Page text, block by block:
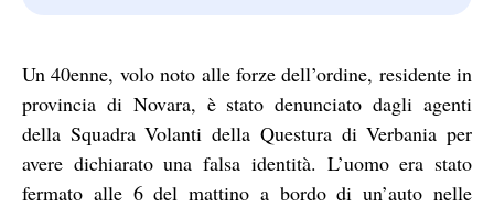
Un 40enne, volo noto alle forze dell’ordine, residente in
provincia di Novara, è stato denunciato dagli agenti
della Squadra Volanti della Questura di Verbania per
avere dichiarato una falsa identità. L’uomo era stato
fermato alle 6 del mattino a bordo di un’auto nelle